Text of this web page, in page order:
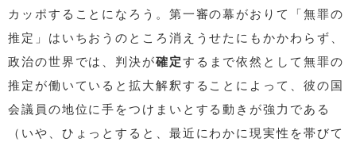
カッポすることになろう。第一審の幕がおりて「無罪の
推定」はいちおうのところ消えうせたにもかかわらず、
政治の世界では、判決が確定するまで依然として無罪の
推定が働いていると拡大解釈することによって、彼の国
会議員の地位に手をつけまいとする動きが強力である
（いや、ひょっとすると、最近にわかに現実性を帯びて